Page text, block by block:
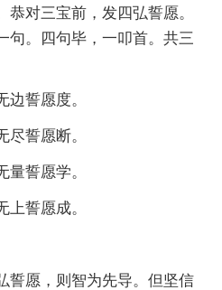
对三宝前，发四弘誓愿。
句。四句毕，一叩首。共三
誓愿度。
誓愿断。
誓愿学。
上誓愿成。
愿，则智为先导。但坚信